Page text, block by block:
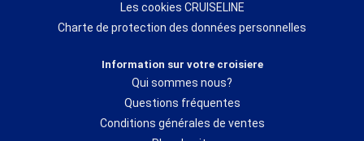
Les cookies CRUISELINE
Charte de protection des données personnelles
Information sur votre croisiere
Qui sommes nous?
Questions fréquentes
Conditions générales de ventes